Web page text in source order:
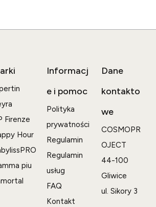
Firenze
Hour
piu
Informacj
e i pomoc
Polityka
prywatności
Regulamin
Regulamin
usług
FAQ
Kontakt
Dane
kontakto
we
COSMOPR
OJECT
44-100
Gliwice
ul. Sikory 3